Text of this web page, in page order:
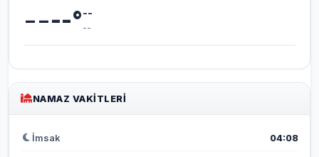
----°--
--
NAMAZ VAKITLERI
İmsak 04:08